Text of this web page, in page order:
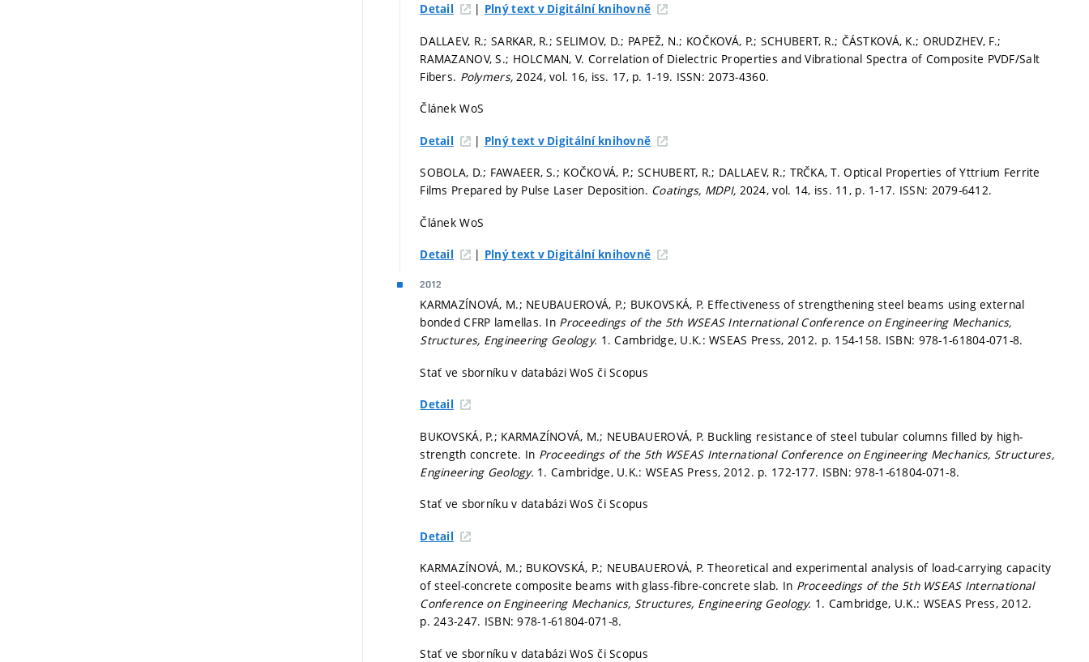
Detail | Plný text v Digitální knihovně
DALLAEV, R.; SARKAR, R.; SELIMOV, D.; PAPEŽ, N.; KOČKOVÁ, P.; SCHUBERT, R.; ČÁSTKOVÁ, K.; ORUDZHEV, F.;
RAMAZANOV, S.; HOLCMAN, V. Correlation of Dielectric Properties and Vibrational Spectra of Composite PVDF/Salt
Fibers. Polymers, 2024, vol. 16, iss. 17, p. 1-19. ISSN: 2073-4360.
Článek WoS
Detail | Plný text v Digitální knihovně
SOBOLA, D.; FAWAEER, S.; KOČKOVÁ, P.; SCHUBERT, R.; DALLAEV, R.; TRČKA, T. Optical Properties of Yttrium Ferrite
Films Prepared by Pulse Laser Deposition. Coatings, MDPI, 2024, vol. 14, iss. 11, p. 1-17. ISSN: 2079-6412.
Článek WoS
Detail | Plný text v Digitální knihovně
2012
KARMAZÍNOVÁ, M.; NEUBAUEROVÁ, P.; BUKOVSKÁ, P. Effectiveness of strengthening steel beams using external
bonded CFRP lamellas. In Proceedings of the 5th WSEAS International Conference on Engineering Mechanics,
Structures, Engineering Geology. 1. Cambridge, U.K.: WSEAS Press, 2012. p. 154-158. ISBN: 978-1-61804-071-8.
Stať ve sborníku v databázi WoS či Scopus
Detail
BUKOVSKÁ, P.; KARMAZÍNOVÁ, M.; NEUBAUEROVÁ, P. Buckling resistance of steel tubular columns filled by high-
strength concrete. In Proceedings of the 5th WSEAS International Conference on Engineering Mechanics, Structures,
Engineering Geology. 1. Cambridge, U.K.: WSEAS Press, 2012. p. 172-177. ISBN: 978-1-61804-071-8.
Stať ve sborníku v databázi WoS či Scopus
Detail
KARMAZÍNOVÁ, M.; BUKOVSKÁ, P.; NEUBAUEROVÁ, P. Theoretical and experimental analysis of load-carrying capacity
of steel-concrete composite beams with glass-fibre-concrete slab. In Proceedings of the 5th WSEAS International
Conference on Engineering Mechanics, Structures, Engineering Geology. 1. Cambridge, U.K.: WSEAS Press, 2012.
p. 243-247. ISBN: 978-1-61804-071-8.
Stať ve sborníku v databázi WoS či Scopus